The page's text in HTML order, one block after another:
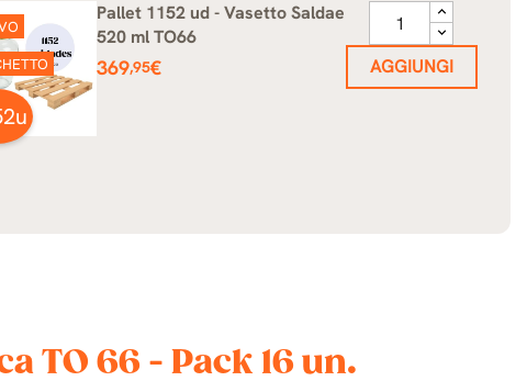
Pallet 1152 ud - Vasetto Saldae
520 ml TO66
Prezzo
369,95€ AGGIUNGI
TO 66 - Pack 16 un.